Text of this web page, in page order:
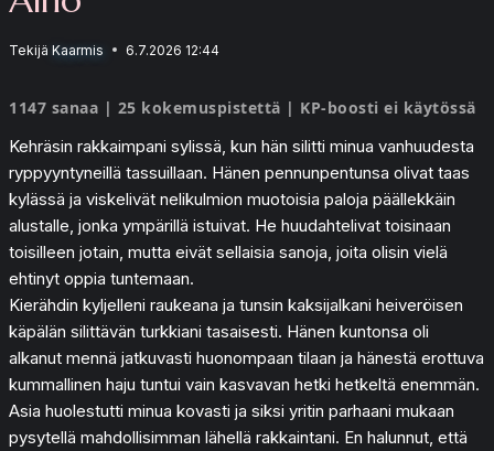
Tekijä Kaarmis 6.7.2026 12:44
1147 sanaa | 25 kokemuspistettä | KP-boosti ei käytössä
Kehräsin rakkaimpani sylissä, kun hän silitti minua vanhuudesta
ryppyyntyneillä tassuillaan. Hänen pennunpentunsa olivat taas
kylässä ja viskelivät nelikulmion muotoisia paloja päällekkäin
alustalle, jonka ympärillä istuivat. He huudahtelivat toisinaan
toisilleen jotain, mutta eivät sellaisia sanoja, joita olisin vielä
ehtinyt oppia tuntemaan.
Kierähdin kyljelleni raukeana ja tunsin kaksijalkani heiveröisen
käpälän silittävän turkkiani tasaisesti. Hänen kuntonsa oli
alkanut mennä jatkuvasti huonompaan tilaan ja hänestä erottuva
kummallinen haju tuntui vain kasvavan hetki hetkeltä enemmän.
Asia huolestutti minua kovasti ja siksi yritin parhaani mukaan
pysytellä mahdollisimman lähellä rakkaintani. En halunnut, että